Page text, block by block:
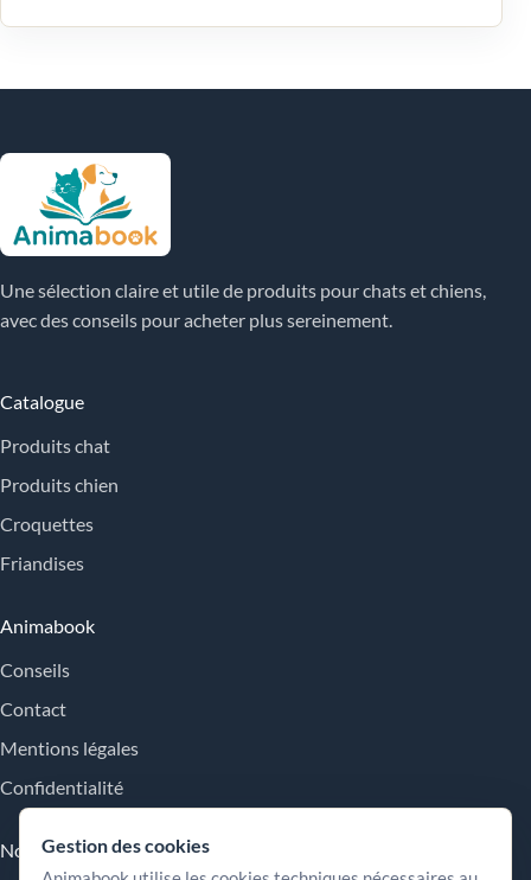
Une sélection claire et utile de produits pour chats et chiens,
avec des conseils pour acheter plus sereinement.
Catalogue
Produits chat
Produits chien
Croquettes
Friandises
Animabook
Conseils
Contact
Mentions légales
Confidentialité
Nos engagements
Gestion des cookies